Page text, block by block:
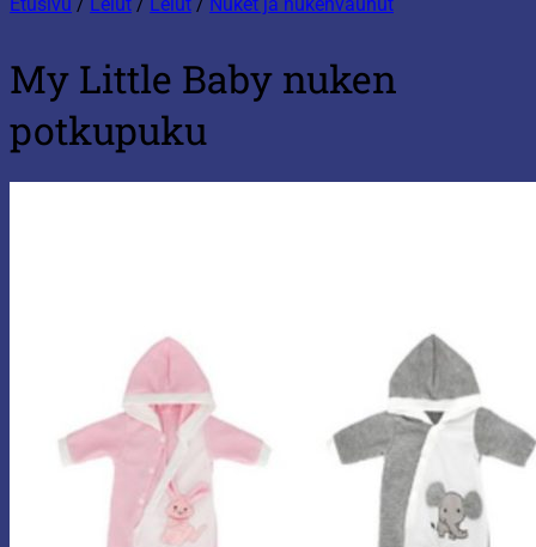
My Little Baby nuken
potkupuku